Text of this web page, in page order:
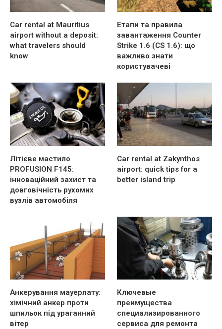
Car rental at Mauritius
airport without a deposit:
what travelers should
know
Етапи та правила
завантаження Counter
Strike 1.6 (CS 1.6): що
важливо знати
користувачеві
Літієве мастило
PROFUSION F145:
інноваційний захист та
довговічність рухомих
вузлів автомобіля
Car rental at Zakynthos
airport: quick tips for a
better island trip
Анкерування мауерлату:
хімічний анкер проти
шпильок під ураганний
вітер
Ключевые
преимущества
специализированного
сервиса для ремонта